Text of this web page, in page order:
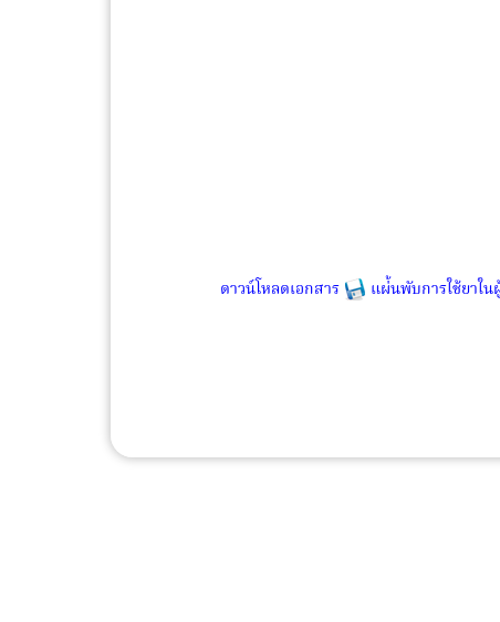
ดาวน์โหลดเอกสาร แผ่้นพับการใช้ยาใน